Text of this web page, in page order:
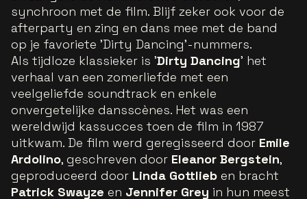
synchroon met de film. Blijf zeker ook voor de
afterparty en zing en dans mee met de band
op je favoriete 'Dirty Dancing'-nummers.
Als tijdloze klassieker is 'Dirty Dancing' het
verhaal van een zomerliefde met een
veelgeliefde soundtrack en enkele
onvergetelijke dansscènes. Het was een
wereldwijd kassucces toen de film in 1987
uitkwam. De film werd geregisseerd door Emile
Ardolino, geschreven door Eleanor Bergstein,
geproduceerd door Linda Gottlieb en bracht
Patrick Swayze en Jennifer Grey in hun meest